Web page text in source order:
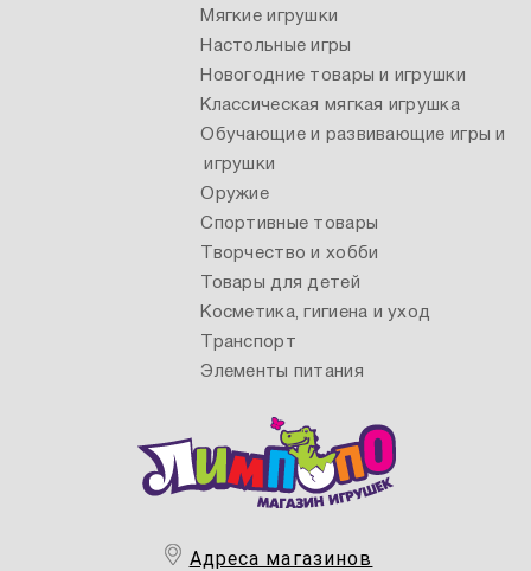
Адреса магазинов
Мягкие игрушки
Настольные игры
Новогодние товары и игрушки
Классическая мягкая игрушка
Обучающие и развивающие игры и
игрушки
Оружие
Спортивные товары
Творчество и хобби
Товары для детей
Косметика, гигиена и уход
Транспорт
Элементы питания